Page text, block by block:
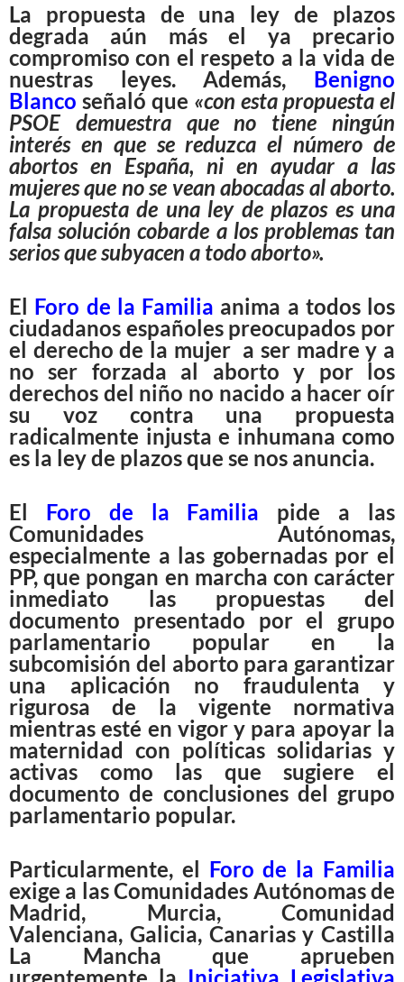
La propuesta de una ley de plazos
degrada aún más el ya precario
compromiso con el respeto a la vida de
nuestras leyes. Además, Benigno
Blanco señaló que «con esta propuesta el
PSOE demuestra que no tiene ningún
interés en que se reduzca el número de
abortos en España, ni en ayudar a las
mujeres que no se vean abocadas al aborto.
La propuesta de una ley de plazos es una
falsa solución cobarde a los problemas tan
serios que subyacen a todo aborto».
El Foro de la Familia anima a todos los
ciudadanos españoles preocupados por
el derecho de la mujer a ser madre y a
no ser forzada al aborto y por los
derechos del niño no nacido a hacer oír
su voz contra una propuesta
radicalmente injusta e inhumana como
es la ley de plazos que se nos anuncia.
El Foro de la Familia pide a las
Comunidades Autónomas,
especialmente a las gobernadas por el
PP, que pongan en marcha con carácter
inmediato las propuestas del
documento presentado por el grupo
parlamentario popular en la
subcomisión del aborto para garantizar
una aplicación no fraudulenta y
rigurosa de la vigente normativa
mientras esté en vigor y para apoyar la
maternidad con políticas solidarias y
activas como las que sugiere el
documento de conclusiones del grupo
parlamentario popular.
Particularmente, el Foro de la Familia
exige a las Comunidades Autónomas de
Madrid, Murcia, Comunidad
Valenciana, Galicia, Canarias y Castilla
La Mancha que aprueben